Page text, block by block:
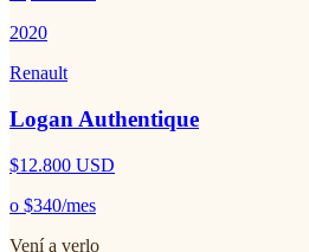
2020
Renault
Logan Authentique
$12.800 USD
o $340/mes
Vení a verlo